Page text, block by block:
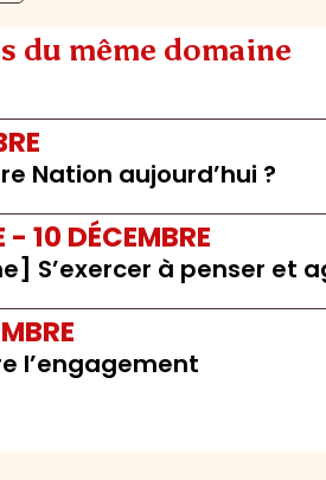
du même domaine
Nation aujourd’hui ?
10 DÉCEMBRE
S’exercer à penser et
l’engagement